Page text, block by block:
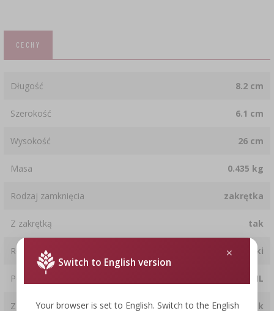
CECHY
Długość 8.2 cm
Szerokość 6.1 cm
Wysokość 26 cm
Masa 0.435 kg
Rodzaj zamknięcia zakrętka
Z zakrętką tak
Rodzaj do wódki
Pojemność 500.0 ML
Z zamknięciem tak
Switch to English version
Your browser is set to English. Switch to the English